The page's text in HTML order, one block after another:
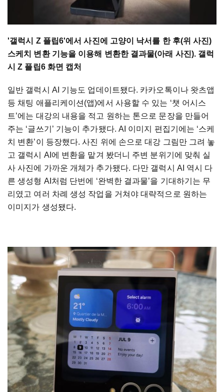
'갤럭시 Z 플립6'에서 사진에 고양이 낙서를 한 후(위 사진)
스케치 변환 기능을 이용해 변환한 결과물(아래 사진). 갤럭
시 Z 플립6 화면 캡처
일반 갤럭시 AI 기능도 업데이트됐다. 카카오톡이나 왓츠앱
등 채팅 애플리케이션(앱)에서 사용할 수 있는 ‘챗 어시스
트’에는 대강의 내용을 적고 원하는 톤으로 문장을 만들어
주는 ‘글쓰기’ 기능이 추가됐다. AI 이미지 편집기에는 ‘스케
치 변환’이 등장했다. 사진 위에 손으로 대강 그림만 그려 놓
고 갤럭시 AI에 변환을 맡겨 봤더니 주변 분위기에 맞춰 실
사 사진에 가까운 개체가 추가됐다. 다만 갤럭시 AI 역시 다
른 생성형 AI처럼 단번에 ‘완벽한 결과물’을 기대하기는 무
리였고 여러 차례 생성 작업을 거쳐야 대략적으로 원하는
이미지가 생성됐다.